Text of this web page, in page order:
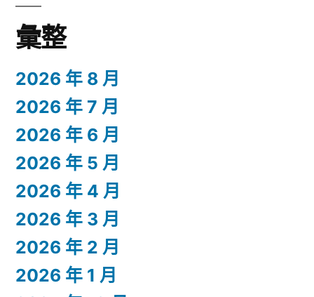
彙整
2026 年 8 月
2026 年 7 月
2026 年 6 月
2026 年 5 月
2026 年 4 月
2026 年 3 月
2026 年 2 月
2026 年 1 月